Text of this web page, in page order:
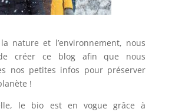
nature et l’environnement, nous
créer ce blog afin que nous
nos petites infos pour préserver
!
le bio est en vogue grâce à